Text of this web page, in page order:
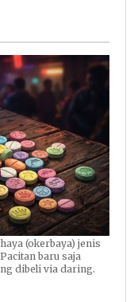
(okerbaya) jenis
baru saja
dibeli via daring.